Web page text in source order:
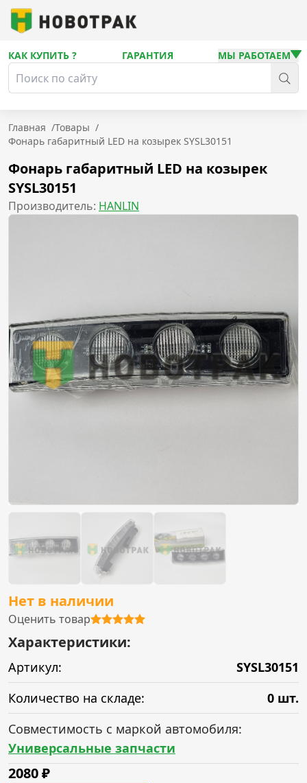
КАК КУПИТЬ ? ГАРАНТИЯ МЫ РАБОТАЕМ
Главная /Товары /
Фонарь габаритный LED на козырек SYSL30151
Фонарь габаритный LED на козырек
SYSL30151
Производитель: HANLIN
Нет в наличии
Оценить товар
Характеристики:
Артикул:
SYSL30151
Количество на складе:
0 шт.
Совместимость с маркой автомобиля:
Универсальные запчасти
2080₽